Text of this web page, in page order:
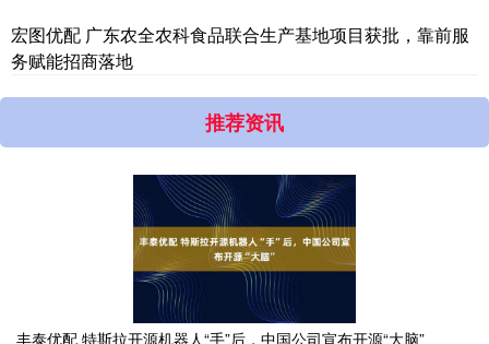
宏图优配 广东农全农科食品联合生产基地项目获批，靠前服
务赋能招商落地
推荐资讯
丰泰优配 特斯拉开源机器人“手”后，中国公司宣布开源“大脑”